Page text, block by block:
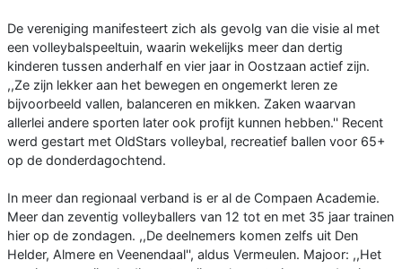
De vereniging manifesteert zich als gevolg van die visie al met
een volleybalspeeltuin, waarin wekelijks meer dan dertig
kinderen tussen anderhalf en vier jaar in Oostzaan actief zijn.
,,Ze zijn lekker aan het bewegen en ongemerkt leren ze
bijvoorbeeld vallen, balanceren en mikken. Zaken waarvan
allerlei andere sporten later ook profijt kunnen hebben.'' Recent
werd gestart met OldStars volleybal, recreatief ballen voor 65+
op de donderdagochtend.
In meer dan regionaal verband is er al de Compaen Academie.
Meer dan zeventig volleyballers van 12 tot en met 35 jaar trainen
hier op de zondagen. ,,De deelnemers komen zelfs uit Den
Helder, Almere en Veenendaal'', aldus Vermeulen. Majoor: ,,Het